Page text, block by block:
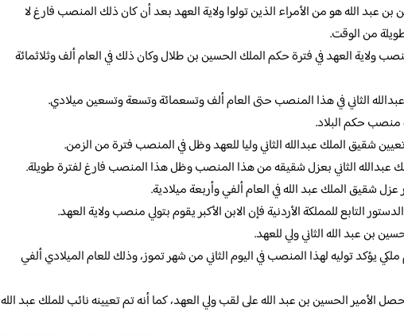
بن عبد الله هو من الأمراء الذين تولوا ولاية العهد بعد أن كان ذلك المنصب فارغ لا
من الوقت.
ولاية العهد في فترة حكم الملك الحسين بن طلال وكان ذلك في العام ألف وثلاثمائة
الثاني في هذا المنصب حتى العام ألف وتسعمائة وتسعة وتسعين ميلادي.
منصب حكم البلاد.
شقيق الملك عبدالله الثاني وليا للعهد وظل في المنصب فترة من الزمن.
عبدالله الثاني بعزل شقيقه من هذا المنصب وظل هذا المنصب فارغ لفترة طويلة.
شقيق الملك عبد الله في العام ألفي وأربعة ميلادية.
التابع للمملكة الأردنية فإن الابن الأكبر يقوم بتولي منصب ولاية العهد.
بن عبد الله الثاني ولي للعهد.
يؤكد توليه لهذا المنصب في اليوم الثاني من شهر تموز، وذلك للعام الميلادي ألفي
الأمير الحسين بن عبد الله على لقب ولي العهد، كما أنه تم تعيينه نائب للملك عبد الله